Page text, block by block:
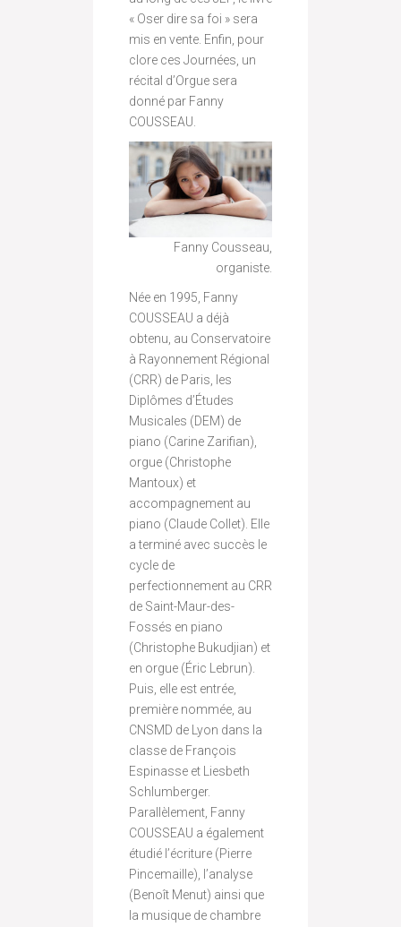
« Oser dire sa foi » sera
mis en vente. Enfin, pour
clore ces Journées, un
récital d’Orgue sera
donné par Fanny
COUSSEAU.
Fanny Cousseau,
organiste.
Née en 1995, Fanny
COUSSEAU a déjà
obtenu, au Conservatoire
à Rayonnement Régional
(CRR) de Paris, les
Diplômes d’Études
Musicales (DEM) de
piano (Carine Zarifian),
orgue (Christophe
Mantoux) et
accompagnement au
piano (Claude Collet). Elle
a terminé avec succès le
cycle de
perfectionnement au CRR
de Saint-Maur-des-
Fossés en piano
(Christophe Bukudjian) et
en orgue (Éric Lebrun).
Puis, elle est entrée,
première nommée, au
CNSMD de Lyon dans la
classe de François
Espinasse et Liesbeth
Schlumberger.
Parallèlement, Fanny
COUSSEAU a également
étudié l’écriture (Pierre
Pincemaille), l’analyse
(Benoît Menut) ainsi que
la musique de chambre